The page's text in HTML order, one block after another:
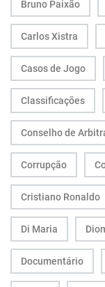
Bruno Paixão
Carlos Xistra
Casos de Jogo
Classificações
Conselho de
Corrupção
Cristiano Ronaldo
Di Maria
Documentário